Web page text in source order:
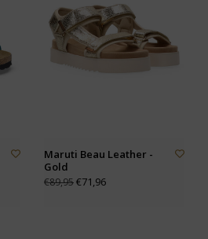
Maruti Beau Leather -
Gold
€89,95€71,96